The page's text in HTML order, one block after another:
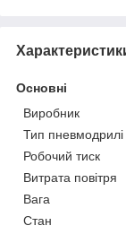
Основні
Виробник
Тип пневмодрилі
Робочий тиск
Витрата повітря
Вага
Стан